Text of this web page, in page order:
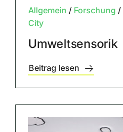
Allgemein / Forschung /
City
Umweltsensorik
Beitrag lesen